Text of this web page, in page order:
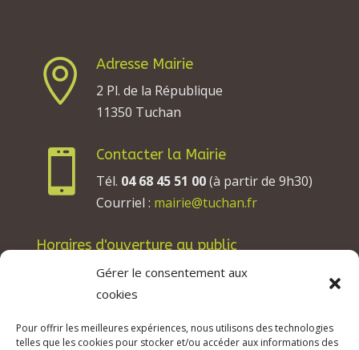
Gérer le consentement aux
cookies
Pour offrir les meilleures expériences, nous utilisons des technologies
telles que les cookies pour stocker et/ou accéder aux informations des

Adresse Mairie
2 Pl. de la République
11350 Tuchan

Contacter la Mairie
Tél. 04 68 45 51 00(à partir de 9h30)
Courriel : mairie@tuchan.fr
Horaires d'ouverture au public
Les lundis, mardis et jeudis : de 8h à 12h et de
13h30 à 17h30.
Les vendredis : de 8h à 12h.